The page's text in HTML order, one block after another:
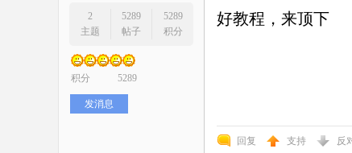
2
主题
5289
帖子
5289
积分
积分 5289
发消息
好教程，来顶下
回复 支持 反